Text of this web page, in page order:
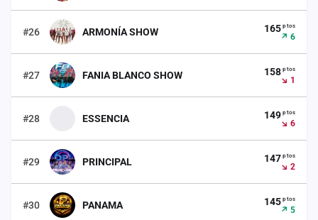
#26 ARMONÍA SHOW ↗ 6
165 ptos
#27 FANIA BLANCO SHOW ↘ 1
158 ptos
#28 ESSENCIA ↘ 6
149 ptos
#29 PRINCIPAL ↘ 2
147 ptos
#30 PANAMA ↗ 5
145 ptos